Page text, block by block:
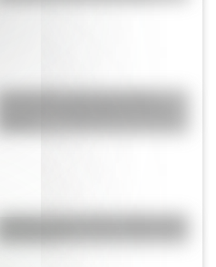
Efemérides: tres cosas que
¿Sabías cómo fue la infancia de